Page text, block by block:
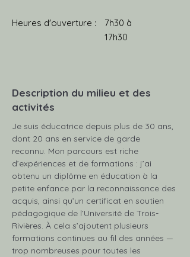
Heures d'ouverture :
7h30 à
17h30
Description du milieu et des
activités
Je suis éducatrice depuis plus de 30 ans,
dont 20 ans en service de garde
reconnu. Mon parcours est riche
d’expériences et de formations : j’ai
obtenu un diplôme en éducation à la
petite enfance par la reconnaissance des
acquis, ainsi qu’un certificat en soutien
pédagogique de l’Université de Trois-
Rivières. À cela s’ajoutent plusieurs
formations continues au fil des années —
trop nombreuses pour toutes les